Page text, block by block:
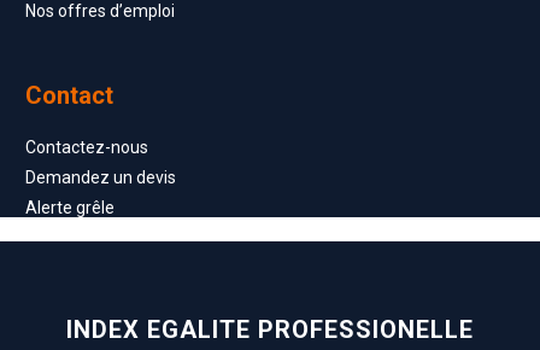
Nos offres d’emploi
Contact
Contactez-nous
Demandez un devis
Alerte grêle
INDEX EGALITE PROFESSIONELLE